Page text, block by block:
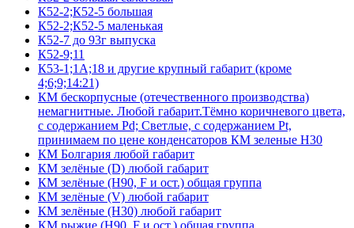
К52-2;К52-5 большая
К52-2;К52-5 маленькая
К52-7 до 93г выпуска
К52-9;11
К53-1;1А;18 и другие крупный габарит (кроме
4;6;9;14:21)
КМ бескорпусные (отечественного производства)
немагнитные. Любой габарит.Тёмно коричневого цвета,
с содержанием Pd; Светлые, с содержанием Pt,
принимаем по цене конденсаторов КМ зеленые Н30
КМ Болгария любой габарит
КМ зелёные (D) любой габарит
КМ зелёные (H90, F и ост.) общая группа
КМ зелёные (V) любой габарит
КМ зелёные (Н30) любой габарит